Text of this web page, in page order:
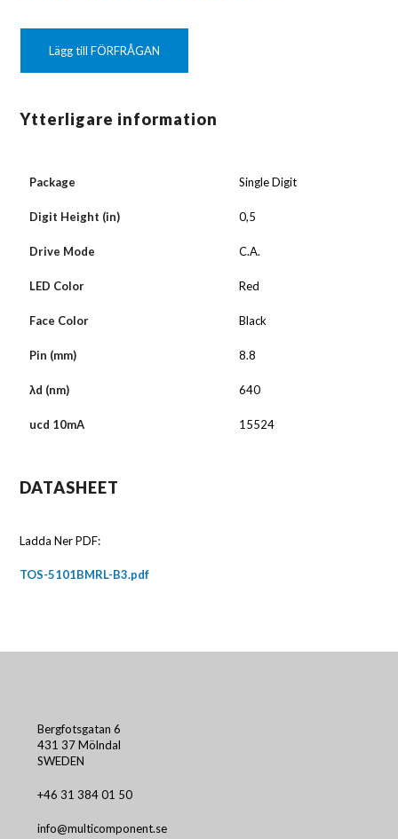
Lägg till FÖRFRÅGAN
Ytterligare information
Package Single Digit
Digit Height (in) 0,5
Drive Mode C.A.
LED Color Red
Face Color Black
Pin (mm) 8.8
λd (nm) 640
ucd 10mA 15524
DATASHEET
Ladda Ner PDF:
TOS-5101BMRL-B3.pdf
Bergfotsgatan 6
431 37 Mölndal
SWEDEN
+46 31 384 01 50
info@multicomponent.se